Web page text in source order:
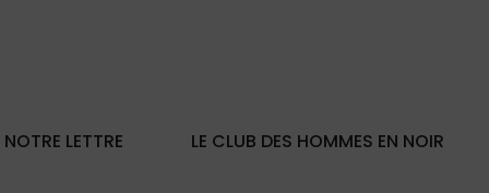
NOTRE LETTRE LE CLUB DES HOMMES EN NOIR